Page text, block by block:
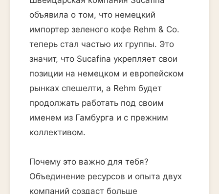
объявила о том, что немецкий
импортер зеленого кофе Rehm & Co.
теперь стал частью их группы. Это
значит, что Sucafina укрепляет свои
позиции на немецком и европейском
рынках спешелти, а Rehm будет
продолжать работать под своим
именем из Гамбурга и с прежним
коллективом.
Почему это важно для тебя?
Объединение ресурсов и опыта двух
компаний создаст больше